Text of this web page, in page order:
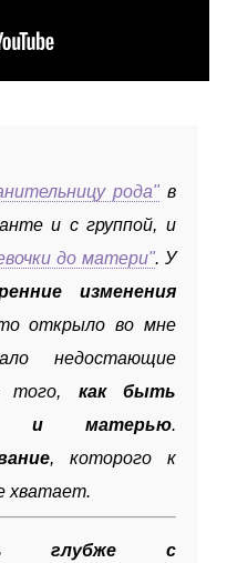
рода"в
и с группой, и
до матери". У
изменения
открыло во мне
недостающие
того, как быть
и матерью.
, которого к
хватает.
глубже с